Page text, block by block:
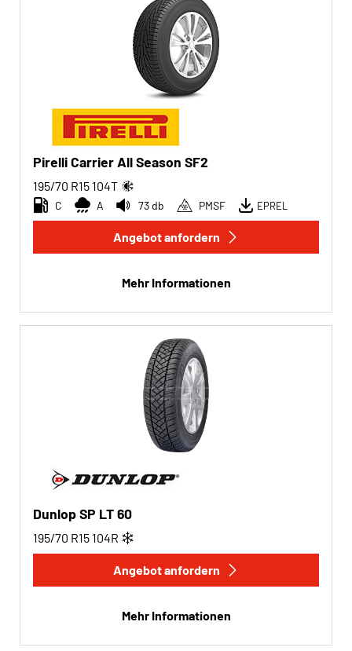
Pirelli Carrier All Season SF2
195/70 R15 104T
C A 73 db PMSF EPREL
Angebot anfordern
Mehr Informationen
Dunlop SP LT 60
195/70 R15 104R
Angebot anfordern
Mehr Informationen